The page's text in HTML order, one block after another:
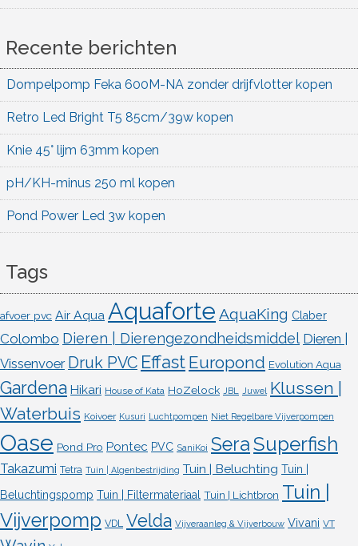
Recente berichten
Dompelpomp Feka 600M-NA zonder drijfvlotter kopen
Retro Led Bright T5 85cm/39w kopen
Knie 45° lijm 63mm kopen
pH/KH-minus 250 ml kopen
Pond Power Led 3w kopen
Tags
afvoer pvc Air Aqua Aquaforte AquaKing Claber
Colombo Dieren | Dierengezondheidsmiddel Dieren |
Vissenvoer Druk PVC Effast Europond Evolution Aqua
Gardena Hikari House of Kata HoZelock JBL Juwel Klussen |
Waterbuis Koivoer Kusuri Luchtpompen Niet Regelbare Vijverpompen
Oase Pond Pro Pontec PVC SaniKoi SeraSuperfish
Takazumi Tetra Tuin | Algenbestrijding Tuin | Beluchting Tuin |
Beluchtingspomp Tuin | Filtermateriaal Tuin | Lichtbron Tuin |
Vijverpomp VDL Velda Vijveraanleg & Vijverbouw Vivani VT